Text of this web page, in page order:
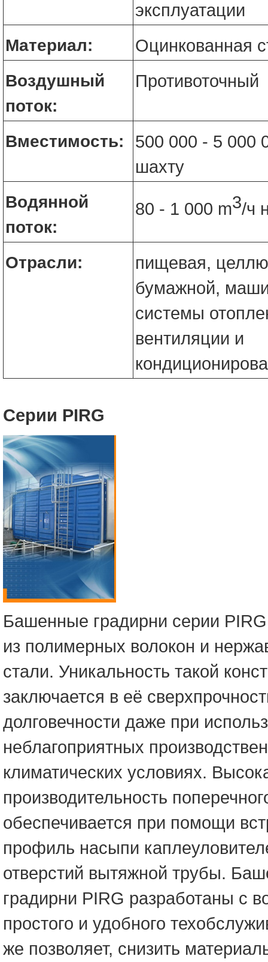
эксплуатации
Материал: Оцинкованная
Воздушный
поток:
Противоточный
Вместимость:
500 000 - 5 000
шахту
Водянной
поток:
80 - 1 000 m3/ч
Отрасли:
пищевая,
бумажной,
системы
вентиляции и
Серии PIRG
Башенные градирни серии
из полимерных волокон и
стали. Уникальность такой
заключается в её
долговечности даже при
неблагоприятных
климатических условиях.
производительность
обеспечивается при помощи
профиль насыпи
отверстий вытяжной трубы.
градирни PIRG разработаны с
простого и удобного
же позволяет, снизить